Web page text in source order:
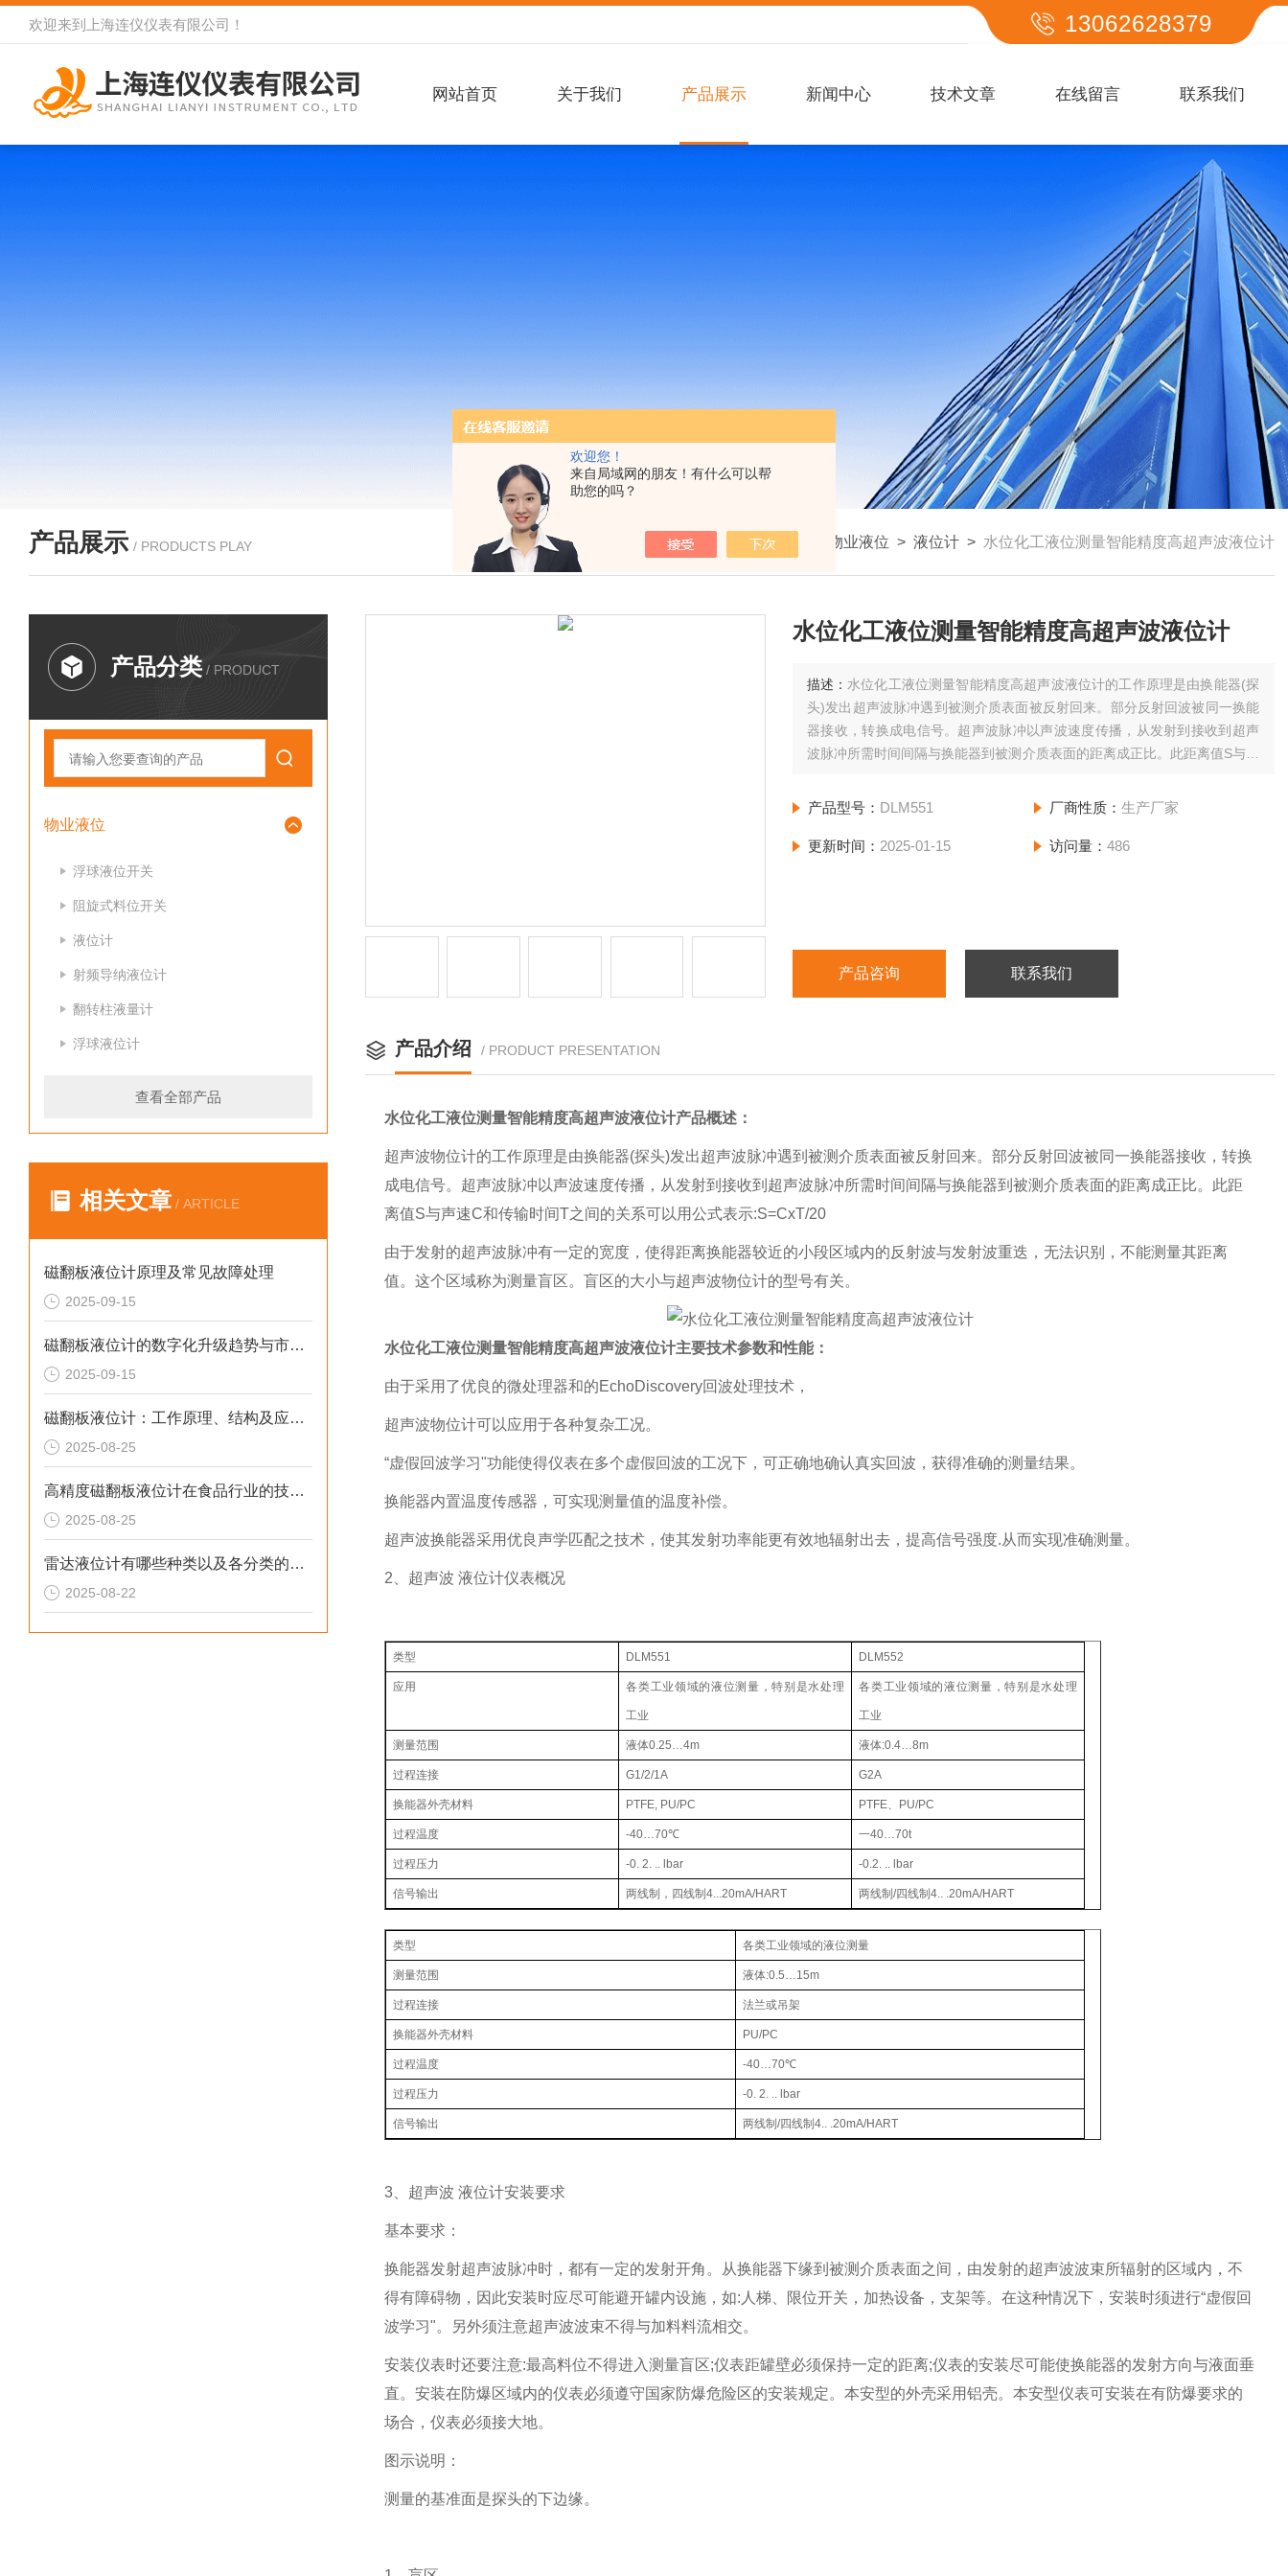
欢迎您！
来自局域网的朋友！有什么可以帮
助您的吗？
欢迎来到 上海连仪仪表有限公司 ！ 13062628379
网站首页 关于我们 产品展示 新闻中心 技术文章 在线留言 联系我们
产品展示 / PRODUCTS PLAY 我的位置：首页 产品展示 物业液位 > 液位计 > 水位化工液位测量智能精度高超声波液位计
产品分类 / PRODUCT
物业液位
浮球液位开关
阻旋式料位开关
液位计
射频导纳液位计
翻转柱液量计
浮球液位计
查看全部产品
相关文章 / ARTICLE
磁翻板液位计原理及常见故障处理
2025-09-15
磁翻板液位计的数字化升级趋势与市场前景：技术解析与原理解析
2025-09-15
磁翻板液位计：工作原理、结构及应用全解析
2025-08-25
高精度磁翻板液位计在食品行业的技术解析与应用原理
2025-08-25
雷达液位计有哪些种类以及各分类的特点详解
2025-08-22
水位化工液位测量智能精度高超声波液位计
描述： 水位化工液位测量智能精度高超声波液位计的工作原理是由换能器(探
头)发出超声波脉冲遇到被测介质表面被反射回来。部分反射回波被同一换能
器接收，转换成电信号。超声波脉冲以声波速度传播，从发射到接收到超声
波脉冲所需时间间隔与换能器到被测介质表面的距离成正比。此距离值S与声
产品型号： DLM551 厂商性质： 生产厂家
更新时间： 2025-01-15 访问量： 486
产品咨询 联系我们
产品介绍 / PRODUCT PRESENTATION
水位化工液位测量智能精度高超声波液位计产品概述：
超声波物位计的工作原理是由换能器(探头)发出超声波脉冲遇到被测介质表面被反射回来。部分反射回波被同一换能器接收，转换
成电信号。超声波脉冲以声波速度传播，从发射到接收到超声波脉冲所需时间间隔与换能器到被测介质表面的距离成正比。此距
离值S与声速C和传输时间T之间的关系可以用公式表示:S=CxT/20
由于发射的超声波脉冲有一定的宽度，使得距离换能器较近的小段区域内的反射波与发射波重迭，无法识别，不能测量其距离
值。这个区域称为测量盲区。盲区的大小与超声波物位计的型号有关。
水位化工液位测量智能精度高超声波液位计主要技术参数和性能：
由于采用了优良的微处理器和的EchoDiscovery回波处理技术，
超声波物位计可以应用于各种复杂工况。
“虚假回波学习"功能使得仪表在多个虚假回波的工况下，可正确地确认真实回波，获得准确的测量结果。
换能器内置温度传感器，可实现测量值的温度补偿。
超声波换能器采用优良声学匹配之技术，使其发射功率能更有效地辐射出去，提高信号强度.从而实现准确测量。
2、超声波 液位计仪表概况
类型 DLM551 DLM552
应用 各类工业领域的液位测量，特别是水处理
工业
各类工业领域的液位测量，特别是水处理
工业
测量范围 液体0.25…4m 液体:0.4…8m
过程连接 G1/2/1A G2A
换能器外壳材料 PTFE, PU/PC PTFE、PU/PC
过程温度 -40…70℃ 一40…70t
过程压力 -0. 2. .. lbar -0.2. .. lbar
信号输出 两线制，四线制4...20mA/HART 两线制/四线制4.. .20mA/HART
类型 各类工业领域的液位测量
测量范围 液体:0.5…15m
过程连接 法兰或吊架
换能器外壳材料 PU/PC
过程温度 -40…70℃
过程压力 -0. 2. .. lbar
信号输出 两线制/四线制4.. .20mA/HART
3、超声波 液位计安装要求
基本要求：
换能器发射超声波脉冲时，都有一定的发射开角。从换能器下缘到被测介质表面之间，由发射的超声波波束所辐射的区域内，不
得有障碍物，因此安装时应尽可能避开罐内设施，如:人梯、限位开关，加热设备，支架等。在这种情况下，安装时须进行“虚假回
波学习"。另外须注意超声波波束不得与加料料流相交。
安装仪表时还要注意:最高料位不得进入测量盲区;仪表距罐壁必须保持一定的距离;仪表的安装尽可能使换能器的发射方向与液面垂
直。安装在防爆区域内的仪表必须遵守国家防爆危险区的安装规定。本安型的外壳采用铝壳。本安型仪表可安装在有防爆要求的
场合，仪表必须接大地。
图示说明：
测量的基准面是探头的下边缘。